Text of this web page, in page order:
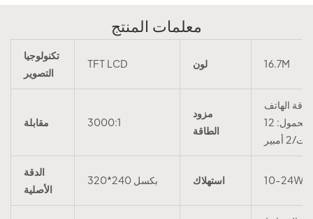
معلمات المنتج
تكنولوجيا
التصوير
TFT LCD لون 16.7M
مقابلة 3000:1
مزود
الطاقة
طاقة الهاتف
المحمول: 12
2 أمبير
الدقة
الأصلية
320*240 بكسل استهلاك 10-24W